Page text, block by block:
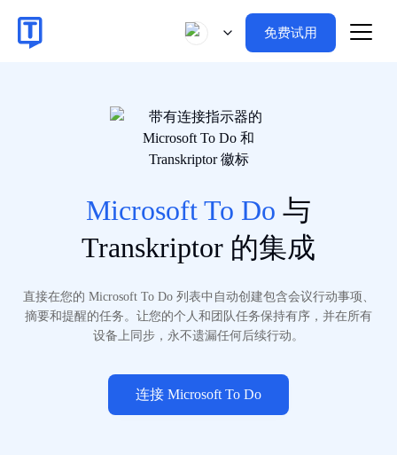
免费试用
Microsoft To Do 与
Transkriptor 的集成
直接在您的 Microsoft To Do 列表中自动创建包含会议行动事项、
摘要和提醒的任务。让您的个人和团队任务保持有序，并在所有
设备上同步，永不遗漏任何后续行动。
连接 Microsoft To Do